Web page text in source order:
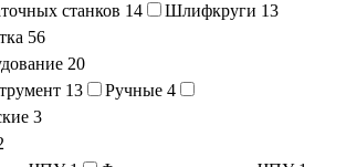
станков 14 Шлифкруги 13
56
20
13 Ручные 4
3